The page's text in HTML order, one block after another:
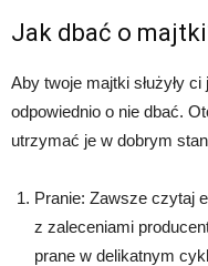
Jak dbać o
Aby twoje majtki służyły
odpowiednio o nie dbać.
utrzymać je w dobrym
Pranie: Zawsze czytaj
z zaleceniami
prane w delikatnym